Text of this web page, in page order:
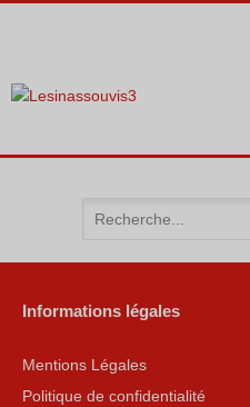
Informations légales
Mentions Légales
Politique de confidentialité